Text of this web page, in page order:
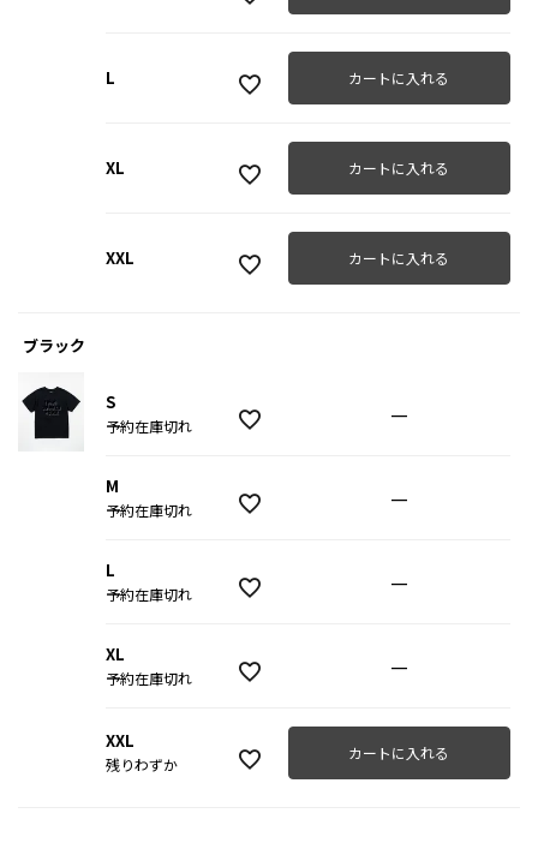
L カートに入れる
XL カートに入れる
XXL カートに入れる
ブラック
S
予約在庫切れ —
M
予約在庫切れ —
L
予約在庫切れ —
XL
予約在庫切れ —
XXL
残りわずか
カートに入れる